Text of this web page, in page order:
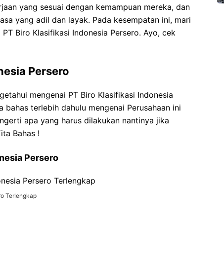
yang sesuai dengan kemampuan mereka, dan
yang adil dan layak. Pada kesempatan ini, mari
Biro Klasifikasi Indonesia Persero. Ayo, cek
Persero
mengenai PT Biro Klasifikasi Indonesia
bahas terlebih dahulu mengenai Perusahaan ini
apa yang harus dilakukan nantinya jika
Bahas !
Persero
Terlengkap